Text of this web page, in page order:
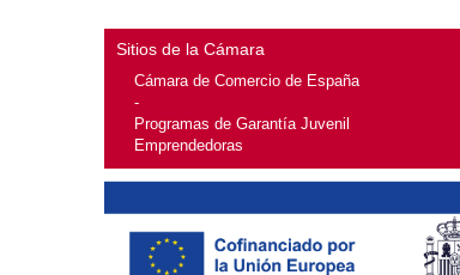
Sitios de la Cámara
Cámara de Comercio de España
-
Programas de Garantía Juvenil
Emprendedoras